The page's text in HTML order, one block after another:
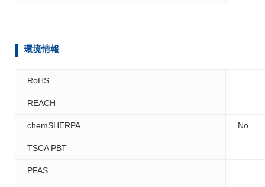
環境情報
RoHS
REACH
chemSHERPA No
TSCA PBT
PFAS